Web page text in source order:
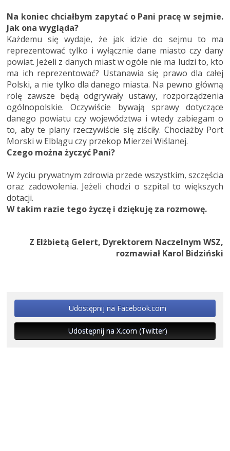
Na koniec chciałbym zapytać o Pani pracę w sejmie.
Jak ona wygląda?
Każdemu się wydaje, że jak idzie do sejmu to ma
reprezentować tylko i wyłącznie dane miasto czy dany
powiat. Jeżeli z danych miast w ogóle nie ma ludzi to, kto
ma ich reprezentować? Ustanawia się prawo dla całej
Polski, a nie tylko dla danego miasta. Na pewno główną
rolę zawsze będą odgrywały ustawy, rozporządzenia
ogólnopolskie. Oczywiście bywają sprawy dotyczące
danego powiatu czy województwa i wtedy zabiegam o
to, aby te plany rzeczywiście się ziściły. Chociażby Port
Morski w Elblągu czy przekop Mierzei Wiślanej.
Czego można życzyć Pani?
W życiu prywatnym zdrowia przede wszystkim, szczęścia
oraz zadowolenia. Jeżeli chodzi o szpital to większych
dotacji.
W takim razie tego życzę i dziękuję za rozmowę.
Z Elżbietą Gelert, Dyrektorem Naczelnym WSZ,
rozmawiał Karol Bidziński
Udostępnij na Facebook.com
Udostępnij na X.com (Twitter)